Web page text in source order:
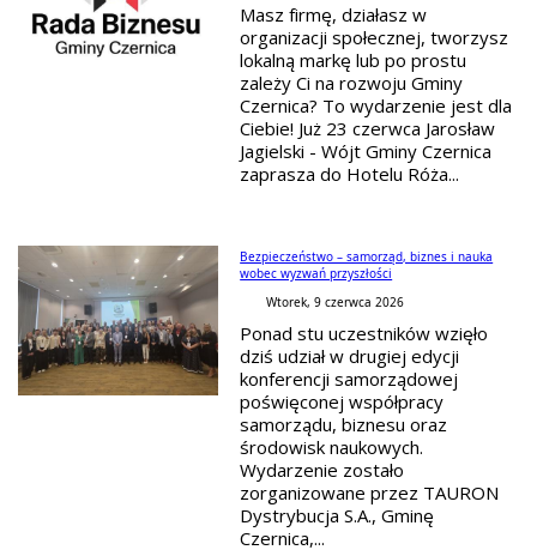
Masz firmę, działasz w
organizacji społecznej, tworzysz
lokalną markę lub po prostu
zależy Ci na rozwoju Gminy
Czernica? To wydarzenie jest dla
Ciebie! Już 23 czerwca Jarosław
Jagielski - Wójt Gminy Czernica
zaprasza do Hotelu Róża...
Bezpieczeństwo – samorząd, biznes i nauka
wobec wyzwań przyszłości
Wtorek, 9 czerwca 2026
Ponad stu uczestników wzięło
dziś udział w drugiej edycji
konferencji samorządowej
poświęconej współpracy
samorządu, biznesu oraz
środowisk naukowych.
Wydarzenie zostało
zorganizowane przez TAURON
Dystrybucja S.A., Gminę
Czernica,...